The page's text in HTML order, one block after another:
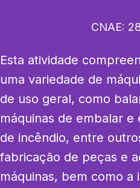
CNAE:
Esta atividade
uma variedade de
de uso geral, como
máquinas de embalar
de incêndio, entre
fabricação de peças e
máquinas, bem como a